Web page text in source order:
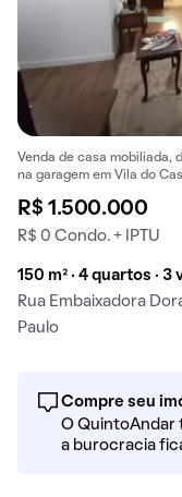
Venda de casa mobiliada,
na garagem em Vila do
R$ 1.500.000
R$ 0 Condo. + IPTU
150 m² · 4 quartos · 3
Rua Embaixadora
Paulo
Compre seu
O QuintoAndar
a burocracia